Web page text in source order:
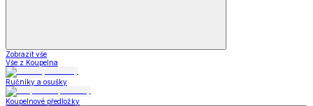
Zobrazit vše
Vše z Koupelna
Ručníky a osušky
Koupelnové předložky